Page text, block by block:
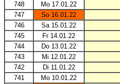
748
Mo 17.01.22
747
So 16.01.22
746
Sa 15.01.22
745
Fr 14.01.22
744
Do 13.01.22
743
Mi 12.01.22
742
Di 11.01.22
741
Mo 10.01.22